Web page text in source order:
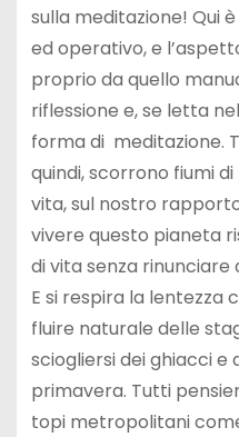
sulla meditazione! Qui
ed operativo, e
proprio da quello
riflessione e, se letta
forma di meditazione.
quindi, scorrono fiumi
vita, sul nostro
vivere questo pianeta
di vita senza
E si respira la lentezza
fluire naturale delle
sciogliersi dei ghiacci e
primavera. Tutti
topi metropolitani